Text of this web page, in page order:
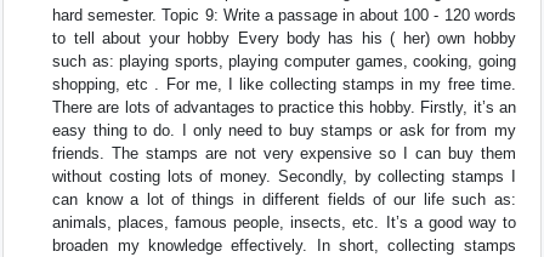
hard semester. Topic 9: Write a passage in about 100 - 120 words
to tell about your hobby Every body has his ( her) own hobby
such as: playing sports, playing computer games, cooking, going
shopping, etc . For me, I like collecting stamps in my free time.
There are lots of advantages to practice this hobby. Firstly, it’s an
easy thing to do. I only need to buy stamps or ask for from my
friends. The stamps are not very expensive so I can buy them
without costing lots of money. Secondly, by collecting stamps I
can know a lot of things in different fields of our life such as:
animals, places, famous people, insects, etc. It’s a good way to
broaden my knowledge effectively. In short, collecting stamps